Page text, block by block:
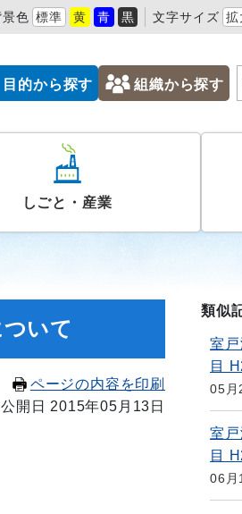
景色 標準 黄 青 黒 文字サイズ 拡
目的から探す 組織から探す
しごと・産業
いて
ページの内容を印刷
公開日 2015年05月13日
類似
室
目
05月
室
目
06月